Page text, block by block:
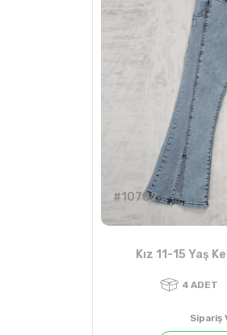
#10782
Kız 11-15 Yaş
Sipariş